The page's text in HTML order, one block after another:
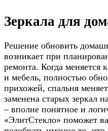
Зеркала для
Решение обновить
возникает при
ремонта. Когда меняется
и мебель, полностью
прихожей, спальня
заменена старых зеркал
– вполне понятное и
«ЭлитСтекло» поможет